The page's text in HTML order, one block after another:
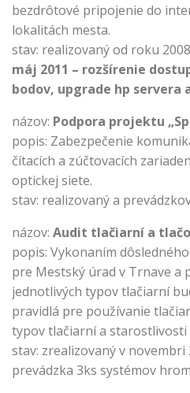
bezdrôtové pripojenie do
lokalitách mesta.
stav: realizovaný od roku 2008
máj 2011 – rozšírenie
bodov, upgrade hp servera
názov: Podpora projektu
popis: Zabezpečenie
čítacích a zúčtovacích
optickej siete.
stav: realizovaný a
názov: Audit tlačiarní a
popis: Vykonaním
pre Mestský úrad v Trnave a
jednotlivých typov tlačiarní
pravidlá pre používanie
typov tlačiarní a starostlivosti
stav: zrealizovaný v novembri
prevádzka 3ks systémov